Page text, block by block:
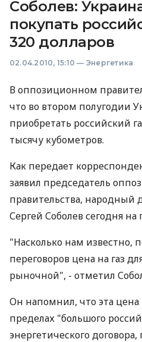
Соболев:
покупать
320 долларов
02.04.2010, 15:10 — Энергетика
В оппозиционном
что во втором полугодии
приобретать российский
тысячу кубометров.
Как передает
заявил председатель
правительства,
Сергей Соболев сегодня
"Насколько нам известно,
переговоров цена на газ
рыночной", - отметил
Он напомнил, что эта цена
пределах "большого
энергетического